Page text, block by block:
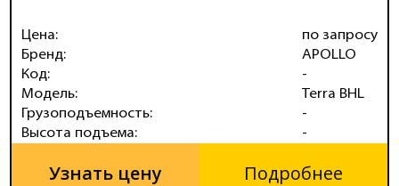
Цена:
Бренд:
Код:
Модель:
Грузоподъемность:
Высота подъема:
по запросу
APOLLO
-
Terra BHL
-
-
Узнать цену Подробнее